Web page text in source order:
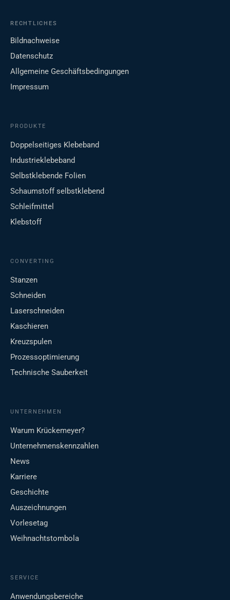
RECHTLICHES
Bildnachweise
Datenschutz
Allgemeine Geschäftsbedingungen
Impressum
PRODUKTE
Doppelseitiges Klebeband
Industrieklebeband
Selbstklebende Folien
Schaumstoff selbstklebend
Schleifmittel
Klebstoff
CONVERTING
Stanzen
Schneiden
Laserschneiden
Kaschieren
Kreuzspulen
Prozessoptimierung
Technische Sauberkeit
UNTERNEHMEN
Warum Krückemeyer?
Unternehmenskennzahlen
News
Karriere
Geschichte
Auszeichnungen
Vorlesetag
Weihnachtstombola
SERVICE
Anwendungsbereiche